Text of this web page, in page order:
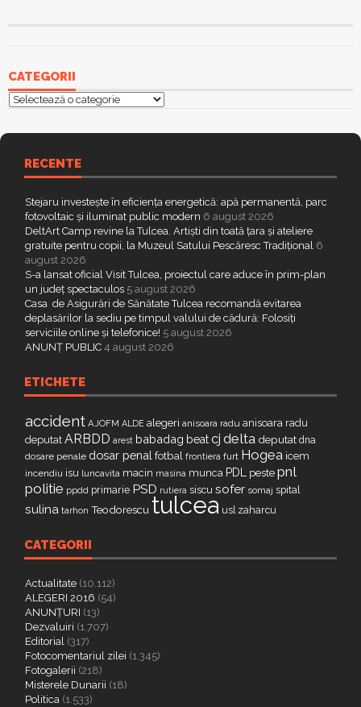
CATEGORII
Categorii
RECENTE
Stejaru investește în eficiența energetică: apă permanentă, parc
fotovoltaic și iluminat public modern 6 august 2026
DeltArt Camp revine la Tulcea. Artiști din toată țara și ateliere
gratuite pentru copii, la Muzeul Satului Pescăresc Tradițional 6
august 2026
S-a lansat oficial Visit Tulcea, proiectul care aduce în prim-plan
un județ spectaculos 5 august 2026
Casa de Asigurări de Sănătate Tulcea recomandă evitarea
deplasărilor la sediu pe timpul valului de cădură: Folosiți
serviciile online și telefonice! 5 august 2026
ANUNȚ PUBLIC 4 august 2026
ETICHETE
accident AJOFM ALDE alegeri anisoara radu anisoara radu
deputat ARBDD arest babadag beatcj delta deputat dna
dosare penale dosar penal fotbal frontiera furt Hogea icem
incendiu isu luncavita macin masina munca PDL peste pnl
politie ppdd primarie PSD rutiera siscu sofer somaj spital
sulina tarhon Teodorescu tulcea usl zaharcu
CATEGORII
Actualitate (10.112)
ALEGERI 2016 (54)
ANUNȚURI (13)
Dezvaluiri (1.707)
Editorial (317)
Fotocomentariul zilei (1.345)
Fotogalerii (218)
Misterele Dunarii (18)
Politica (1.533)